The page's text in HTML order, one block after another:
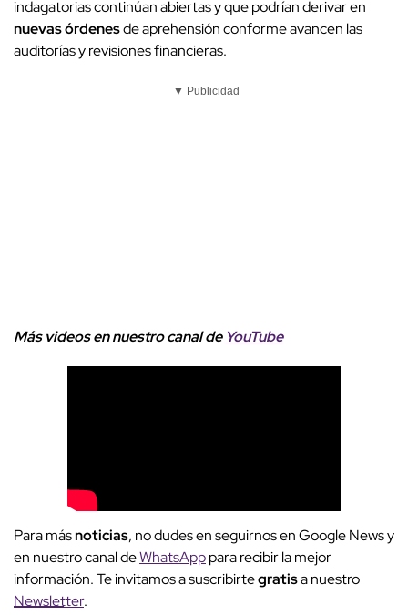
indagatorias continúan abiertas y que podrían derivar en
nuevas órdenesde aprehensión conforme avancen las
auditorías y revisiones financieras.
▼ Publicidad
Más videosen nuestro canal de YouTube
Para másnoticias, no dudes en seguirnos en Google News y
en nuestro canal deWhatsApppara recibir la mejor
información. Te invitamos a suscribirtegratisa nuestro
Newsletter.